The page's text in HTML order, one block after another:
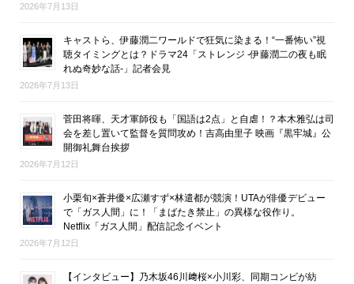
2026年7月13日
キャストら、伊藤潤二ワールドで狂気に染まる！“一番怖い”視
聴タイミングとは？ドラマ24「ストレンジ -伊藤潤二の夜も眠
れぬ奇妙な話-」記者会見
2026年7月13日
菅田将暉、天才軍師役も「国語は2点」と自虐！？本木雅弘は司
会を差し置いて監督を質問攻め！吉高由里子 映画『黒牢城』公
開御礼舞台挨拶
2026年7月12日
小栗旬×蒼井優×広瀬すず×林遣都が競演！UTAが俳優デビュー
で「ガス人間」に！「まばたき禁止」の異様な役作り。
Netflix「ガス人間」配信記念イベント
2026年7月12日
【インタビュー】乃木坂46川﨑桜×小川彩、同期コンビが紡